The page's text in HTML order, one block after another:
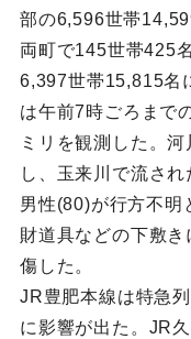
部の6,596世帯
両町で145世帯425
6,397世帯15,815名
は午前7時ごろまで
ミリを観測した。
し、玉来川で流さ
男性(80)が行方不明
財道具などの下敷
傷した。
JR豊肥本線は特急
に影響が出た。JR